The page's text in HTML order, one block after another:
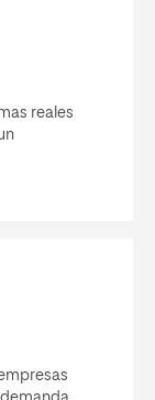
reales